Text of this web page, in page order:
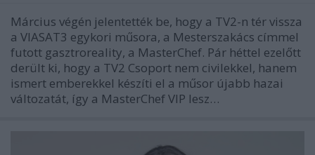
Március végén jelentették be, hogy a TV2-n tér vissza
a VIASAT3 egykori műsora, a Mesterszakács címmel
futott gasztroreality, a MasterChef. Pár héttel ezelőtt
derült ki, hogy a TV2 Csoport nem civilekkel, hanem
ismert emberekkel készíti el a műsor újabb hazai
változatát, így a MasterChef VIP lesz…